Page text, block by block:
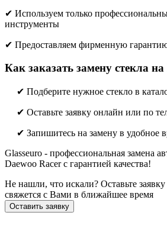
✔ Используем только
инструменты
✔ Предоставляем фирменную
Как заказать замену стекла
✔ Подберите нужное стекло в
✔ Оставьте заявку онлайн или по
✔ Запишитесь на замену в удобное
Glasseuro - профессиональная замена
Daewoo Racer с гарантией качества!
Не нашли, что искали? Оставьте
свяжется с Вами в ближайшее время
Оставить заявку